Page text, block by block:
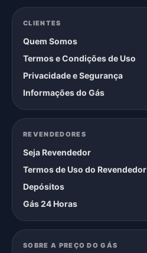
CLIENTES
Quem Somos
Termos e Condições de Uso
Privacidade e Segurança
Informações do Gás
REVENDEDORES
Seja Revendedor
Termos de Uso do Revendedor
Depósitos
Gás 24 Horas
SOBRE A PREÇO DO GÁS